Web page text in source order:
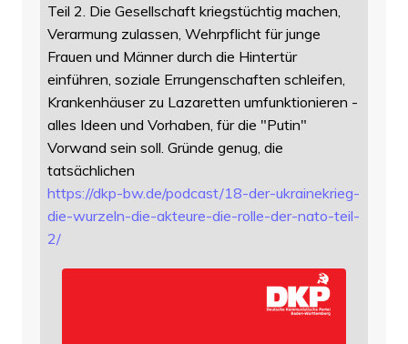
Teil 2. Die Gesellschaft kriegstüchtig machen,
Verarmung zulassen, Wehrpflicht für junge
Frauen und Männer durch die Hintertür
einführen, soziale Errungenschaften schleifen,
Krankenhäuser zu Lazaretten umfunktionieren -
alles Ideen und Vorhaben, für die "Putin"
Vorwand sein soll. Gründe genug, die
tatsächlichen
https://dkp-bw.de/podcast/18-der-ukrainekrieg-
die-wurzeln-die-akteure-die-rolle-der-nato-teil-
2/